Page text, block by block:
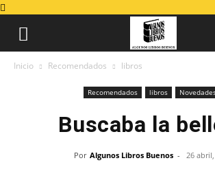
Inicio Recomendados libros
Recomendados libros
Buscaba la
Por Algunos Libros Buenos - 26